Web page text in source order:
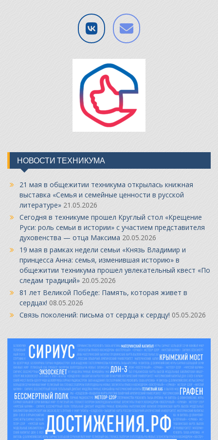
НОВОСТИ ТЕХНИКУМА
21 мая в общежитии техникума открылась книжная
выставка «Семья и семейные ценности в русской
литературе» 21.05.2026
Сегодня в техникуме прошел Круглый стол «Крещение
Руси: роль семьи в истории» с участием представителя
духовенства — отца Максима 20.05.2026
19 мая в рамках недели семьи «Князь Владимир и
принцесса Анна: семья, изменившая историю» в
общежитии техникума прошел увлекательный квест «По
следам традиций» 20.05.2026
81 лет Великой Победе: Память, которая живет в
сердцах! 08.05.2026
Связь поколений: письма от сердца к сердцу! 05.05.2026